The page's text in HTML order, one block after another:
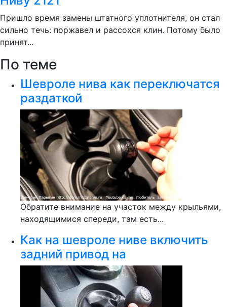
Пришло время замены штатного уплотнителя, он стал
сильно течь: поржавел и рассохся клин. Потому было
принят...
По теме
Шевроле нива как переключатся
раздаткой
Обратите внимание на участок между крыльями,
находящимися спереди, там есть...
Как на шевроле ниве включить
задний привод на